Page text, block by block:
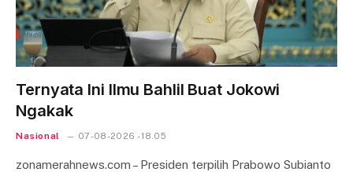
Ternyata Ini Ilmu Bahlil Buat Jokowi
Ngakak
Nasional 07-08-2026 - 18.05
zonamerahnews.com – Presiden terpilih Prabowo Subianto